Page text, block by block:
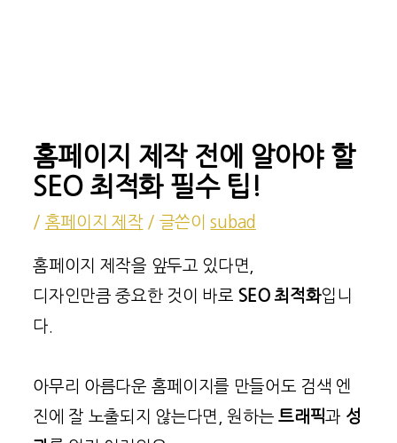
홈페이지 제작 전에 알아야 할
SEO 최적화 필수 팁!
/ 홈페이지 제작 / 글쓴이subad
홈페이지 제작을 앞두고 있다면,
디자인만큼 중요한 것이 바로 SEO 최적화입니
다.
아무리 아름다운 홈페이지를 만들어도 검색 엔
진에 잘 노출되지 않는다면, 원하는트래픽과 성